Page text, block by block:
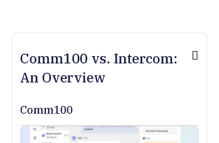
Comm100 vs. Intercom:
An Overview
Comm100